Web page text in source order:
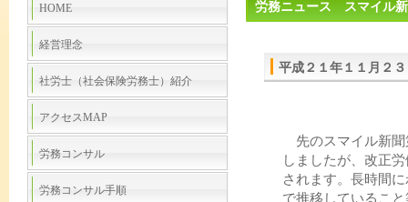
労務ニュース スマイル
平成２１年１１月２
先のスマイル新聞
しましたが、改正
されます。長時間
で推移しているこ
HOME
経営理念
社労士（社会保険労務士）紹介
アクセスMAP
労務コンサル
労務コンサル手順